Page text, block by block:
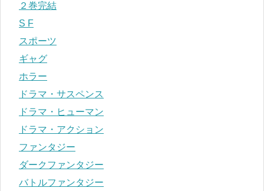
２巻完結
S F
スポーツ
ギャグ
ホラー
ドラマ・サスペンス
ドラマ・ヒューマン
ドラマ・アクション
ファンタジー
ダークファンタジー
バトルファンタジー